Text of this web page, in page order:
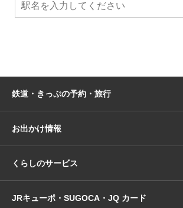
鉄道・きっぷの予約・旅行
お出かけ情報
くらしのサービス
JRキューポ・SUGOCA・JQ カード